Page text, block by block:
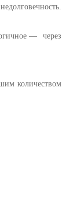
— через
количеством